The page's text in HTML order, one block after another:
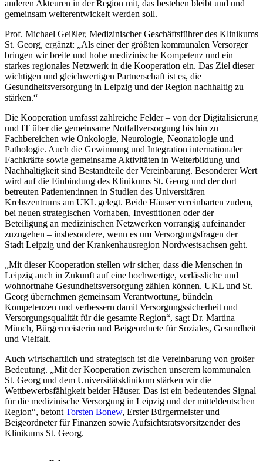
anderen Akteuren in der Region mit, das bestehen bleibt und und
gemeinsam weiterentwickelt werden soll.
Prof. Michael Geißler, Medizinischer Geschäftsführer des Klinikums
St. Georg, ergänzt: „Als einer der größten kommunalen Versorger
bringen wir breite und hohe medizinische Kompetenz und ein
starkes regionales Netzwerk in die Kooperation ein. Das Ziel dieser
wichtigen und gleichwertigen Partnerschaft ist es, die
Gesundheitsversorgung in Leipzig und der Region nachhaltig zu
stärken.“
Die Kooperation umfasst zahlreiche Felder – von der Digitalisierung
und IT über die gemeinsame Notfallversorgung bis hin zu
Fachbereichen wie Onkologie, Neurologie, Neonatologie und
Pathologie. Auch die Gewinnung und Integration internationaler
Fachkräfte sowie gemeinsame Aktivitäten in Weiterbildung und
Nachhaltigkeit sind Bestandteile der Vereinbarung. Besonderer Wert
wird auf die Einbindung des Klinikums St. Georg und der dort
betreuten Patienten:innen in Studien des Universitären
Krebszentrums am UKL gelegt. Beide Häuser vereinbarten zudem,
bei neuen strategischen Vorhaben, Investitionen oder der
Beteiligung an medizinischen Netzwerken vorrangig aufeinander
zuzugehen – insbesondere, wenn es um Versorgungsfragen der
Stadt Leipzig und der Krankenhausregion Nordwestsachsen geht.
„Mit dieser Kooperation stellen wir sicher, dass die Menschen in
Leipzig auch in Zukunft auf eine hochwertige, verlässliche und
wohnortnahe Gesundheitsversorgung zählen können. UKL und St.
Georg übernehmen gemeinsam Verantwortung, bündeln
Kompetenzen und verbessern damit Versorgungssicherheit und
Versorgungsqualität für die gesamte Region“, sagt Dr. Martina
Münch, Bürgermeisterin und Beigeordnete für Soziales, Gesundheit
und Vielfalt.
Auch wirtschaftlich und strategisch ist die Vereinbarung von großer
Bedeutung. „Mit der Kooperation zwischen unserem kommunalen
St. Georg und dem Universitätsklinikum stärken wir die
Wettbewerbsfähigkeit beider Häuser. Das ist ein bedeutendes Signal
für die medizinische Versorgung in Leipzig und der mitteldeutschen
Region“, betont Torsten Bonew, Erster Bürgermeister und
Beigeordneter für Finanzen sowie Aufsichtsratsvorsitzender des
Klinikums St. Georg.